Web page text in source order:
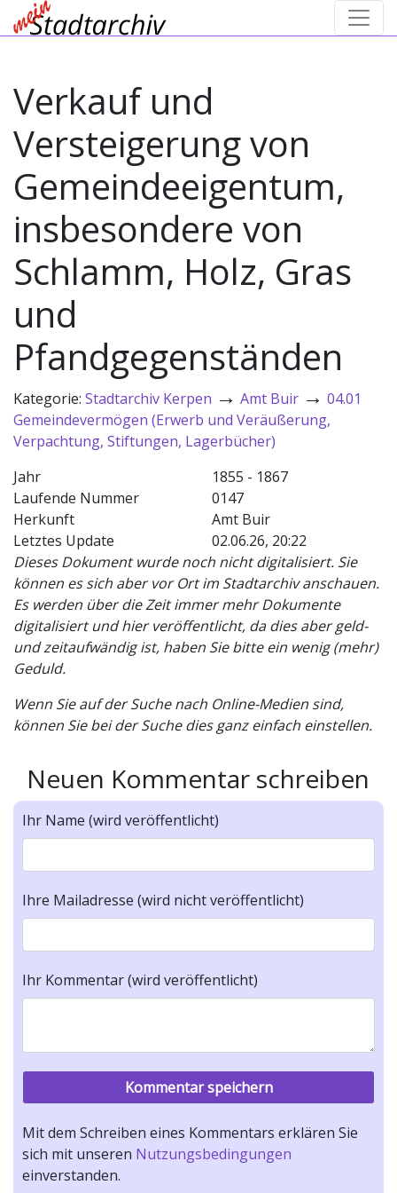
Verkauf und
Versteigerung von
Gemeindeeigentum,
insbesondere von
Schlamm, Holz, Gras
und
Pfandgegenständen
Kategorie: Stadtarchiv Kerpen → Amt Buir → 04.01
Gemeindevermögen (Erwerb und Veräußerung,
Verpachtung, Stiftungen, Lagerbücher)
Jahr
1855 - 1867
Laufende Nummer
0147
Herkunft
Amt Buir
Letztes Update
02.06.26, 20:22
Dieses Dokument wurde noch nicht digitalisiert. Sie
können es sich aber vor Ort im Stadtarchiv anschauen.
Es werden über die Zeit immer mehr Dokumente
digitalisiert und hier veröffentlicht, da dies aber geld-
und zeitaufwändig ist, haben Sie bitte ein wenig (mehr)
Geduld.
Wenn Sie auf der Suche nach Online-Medien sind,
können Sie bei der Suche dies ganz einfach einstellen.
Neuen Kommentar schreiben
Ihr Name (wird veröffentlicht)
Ihre Mailadresse (wird nicht veröffentlicht)
Ihr Kommentar (wird veröffentlicht)
Mit dem Schreiben eines Kommentars erklären Sie
sich mit unseren Nutzungsbedingungen
einverstanden.